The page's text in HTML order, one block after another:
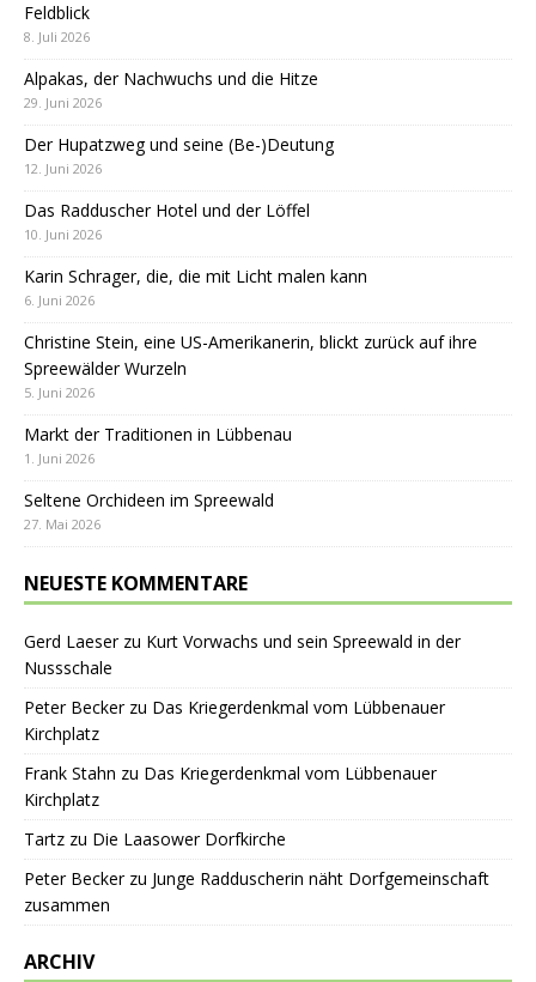
Feldblick
8. Juli 2026
Alpakas, der Nachwuchs und die Hitze
29. Juni 2026
Der Hupatzweg und seine (Be-)Deutung
12. Juni 2026
Das Radduscher Hotel und der Löffel
10. Juni 2026
Karin Schrager, die, die mit Licht malen kann
6. Juni 2026
Christine Stein, eine US-Amerikanerin, blickt zurück auf ihre
Spreewälder Wurzeln
5. Juni 2026
Markt der Traditionen in Lübbenau
1. Juni 2026
Seltene Orchideen im Spreewald
27. Mai 2026
NEUESTE KOMMENTARE
Gerd Laeserzu Kurt Vorwachs und sein Spreewald in der
Nussschale
Peter Beckerzu Das Kriegerdenkmal vom Lübbenauer
Kirchplatz
Frank Stahn zu Das Kriegerdenkmal vom Lübbenauer
Kirchplatz
Tartz zu Die Laasower Dorfkirche
Peter Beckerzu Junge Radduscherin näht Dorfgemeinschaft
zusammen
ARCHIV